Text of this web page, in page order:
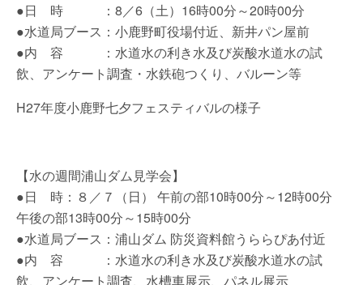
●日 時 ：8／6（土）16時00分～20時00分
●水道局ブース：小鹿野町役場付近、新井パン屋前
●内 容 ：水道水の利き水及び炭酸水道水の試
飲、アンケート調査・水鉄砲つくり、バルーン等
H27年度小鹿野七夕フェスティバルの様子
【水の週間浦山ダム見学会】
●日 時：８／７（日） 午前の部10時00分～12時00分
午後の部13時00分～15時00分
●水道局ブース：浦山ダム 防災資料館うららぴあ付近
●内 容 ：水道水の利き水及び炭酸水道水の試
飲、アンケート調査、水槽車展示、パネル展示